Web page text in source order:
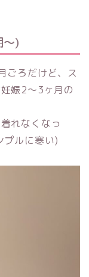
〜)
ごろだけど、ス
娠2〜3ヶ月の
れなくなっ
プルに寒い)